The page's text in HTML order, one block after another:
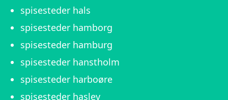
spisesteder hals
spisesteder hamborg
spisesteder hamburg
spisesteder hanstholm
spisesteder harboøre
spisesteder haslev